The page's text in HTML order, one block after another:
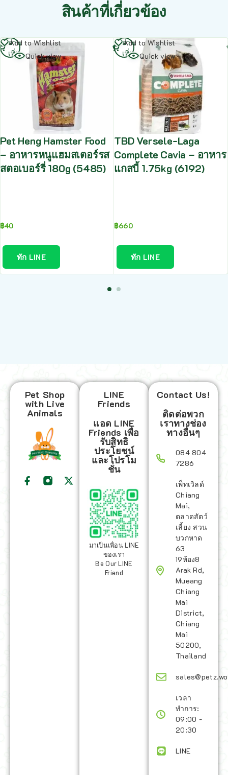
สินค้าที่เกี่ยวข้อง
Add to Wishlist
Quick view
Pet Heng Hamster Food
– อาหารหนูแฮมสเตอร์รส
สตอเบอร์รี่ 180g (5485)
฿40
ทัก LINE
อ่าน
เพิ่ม
Add to Wishlist
Quick view
TBD Versele-Laga
Complete Cavia – อาหาร
แกสบี้ 1.75kg (6192)
฿660
ทัก LINE
อ่าน
เพิ่ม
Pet Shop
with Live
Animals
LINE
Friends
แอด LINE
Friends เพื่อ
รับสิทธิ
ประโยชน์
และโปรโม
ชั่น
มาเป็นเพื่อน LINE
ของเรา
Be Our LINE
Friend
Contact Us!
ติดต่อพวก
เราทางช่อง
ทางอื่นๆ
084 804
7286
เพ็ทเวิลด์
Chiang
Mai,
ตลาดสัตว์
เลี้ยง สวน
บวกหาด
63
19ห้อง8
Arak Rd,
Mueang
Chiang
Mai
District,
Chiang
Mai
50200,
Thailand
เวลา
ทำการ:
09:00 -
20:30
LINE